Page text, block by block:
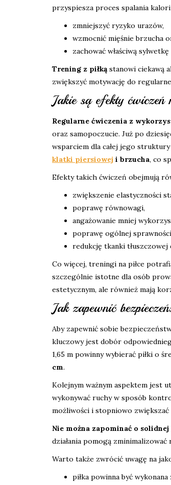
przyspiesza proces spalania
zmniejszyć ryzyko urazów,
wzmocnić mięśnie brzucha
zachować właściwą
Trening z piłkąstanowi ciekawą
zwiększyć motywację do
Jakie są efekty ćwiczeń
Regularne ćwiczenia z
oraz samopoczucie. Już po
wsparciem dla całej jego
klatki piersiowej i brzucha, co
Efekty takich ćwiczeń obejmują
zwiększenie elastyczności
poprawę równowagi,
angażowanie mniej
poprawę ogólnej sprawności
redukcję tkanki
Co więcej, treningi na piłce
szczególnie istotne dla osób
estetycznym, ale również mają
Jak zapewnić
Aby zapewnić sobie
kluczowy jest dobór
1,65 m powinny wybierać piłki o
cm.
Kolejnym ważnym aspektem jest
wykonywać ruchy w sposób
możliwości i stopniowo
Nie można zapominać o
działania pomogą
Warto także zwrócić uwagę na
piłka powinna być wykonana